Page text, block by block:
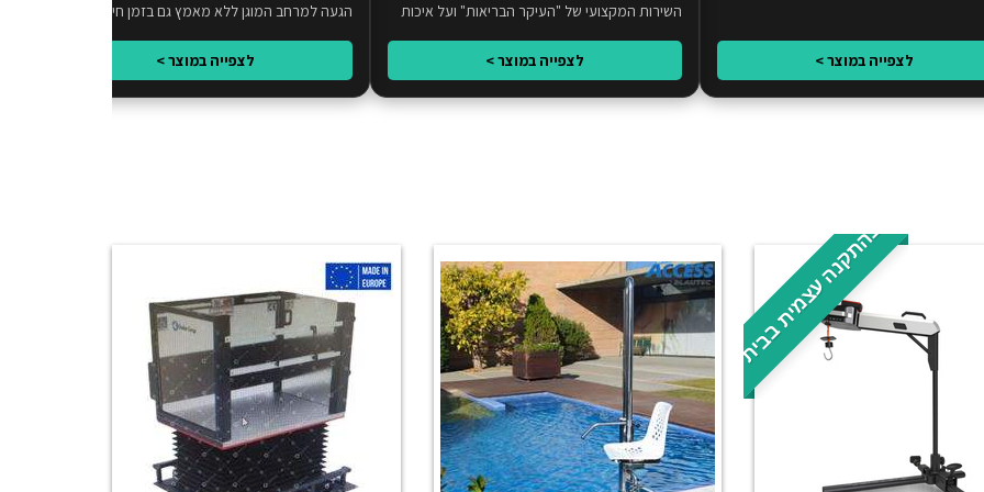
לצפייה במוצר >
השירות המקצועי של "העיקר הבריאות" ועל איכות
לצפייה במוצר >
הגעה למרחב המוגן ללא מאמץ גם בזמן חירום.
לצפייה במוצר >
בהתקנה עצמית בבית